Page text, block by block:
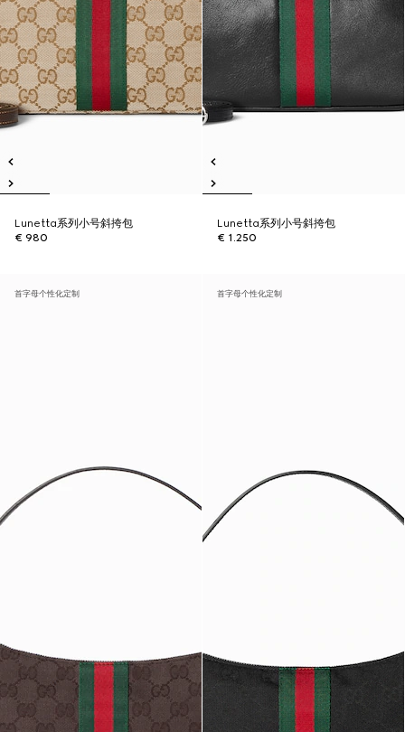
Lunetta系列小号斜挎包
€ 980
Lunetta系列小号斜挎包
€ 1.250
首字母个性化定制 首字母个性化定制